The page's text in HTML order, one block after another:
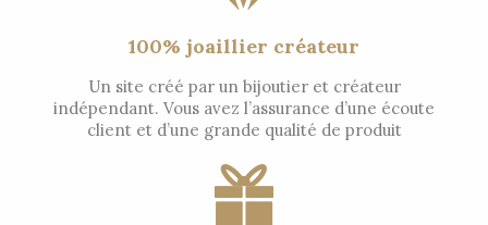
100% joaillier créateur
Un site créé par un bijoutier et créateur
indépendant. Vous avez l’assurance d’une écoute
client et d’une grande qualité de produit